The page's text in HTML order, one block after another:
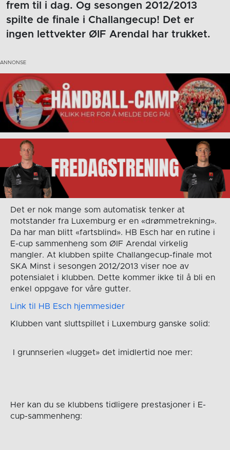
frem til i dag. Og sesongen 2012/2013
spilte de finale i Challangecup! Det er
ingen lettvekter ØIF Arendal har trukket.
Det er nok mange som automatisk tenker at
motstander fra Luxemburg er en «drømmetrekning».
Da har man blitt «fartsblind». HB Esch har en rutine i
E-cup sammenheng som ØIF Arendal virkelig
mangler. At klubben spilte Challangecup-finale mot
SKA Minst i sesongen 2012/2013 viser noe av
potensialet i klubben. Dette kommer ikke til å bli en
enkel oppgave for våre gutter.
Link til HB Esch hjemmesider
Klubben vant sluttspillet i Luxemburg ganske solid:
I grunnserien «lugget» det imidlertid noe mer:
Her kan du se klubbens tidligere prestasjoner i E-
cup-sammenheng: